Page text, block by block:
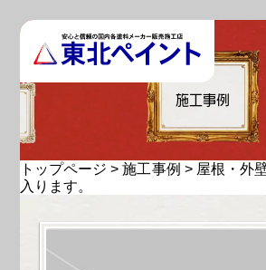
施工事例
トップページ >施工事例 > 屋根・外
入ります。